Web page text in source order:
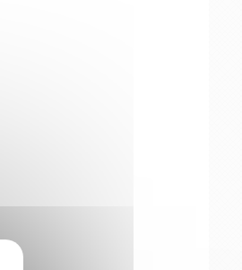
Masquer le bandeau des cookies